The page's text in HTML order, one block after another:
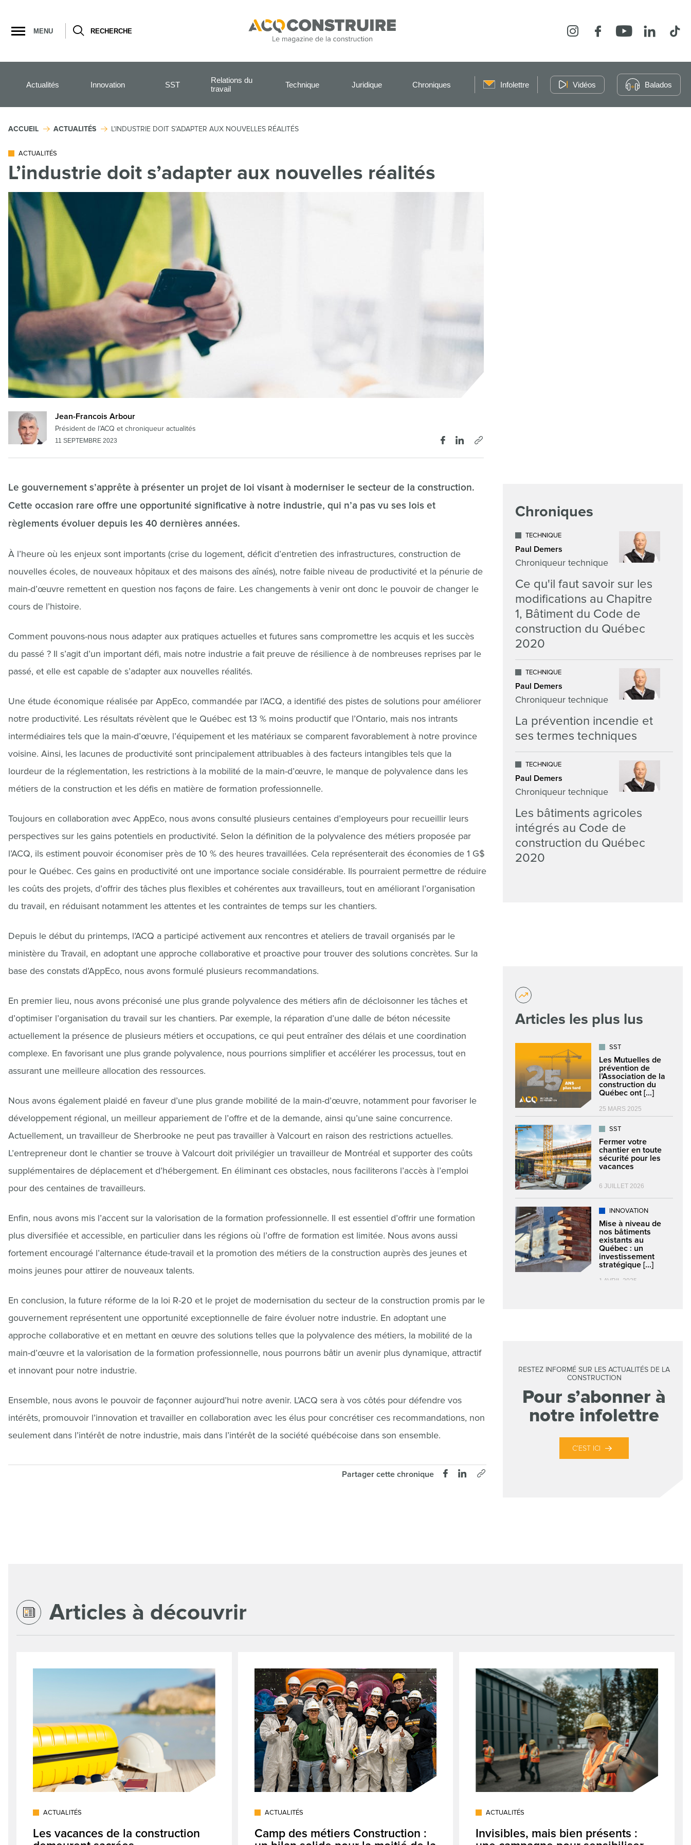
la
navigation
MENU RECHERCHE InstagramFacebookYouTubeLinkedIn
Actualités Innovation SST
Relations du
travail
Technique Juridique Chroniques Infolettre Vidéos Balados
ACCUEIL ACTUALITÉS L'INDUSTRIE DOIT S'ADAPTER AUX NOUVELLES RÉALITÉS
ACTUALITÉS
L’industrie doit s’adapter aux nouvelles réalités
Jean-Francois Arbour
Président de l’ACQ et chroniqueur actualités
11 SEPTEMBRE 2023
Le gouvernement s’apprête à présenter un projet de loi visant à moderniser le secteur de la construction.
Cette occasion rare offre une opportunité significative à notre industrie, qui n’a pas vu ses lois et
règlements évoluer depuis les 40 dernières années.
À l’heure où les enjeux sont importants (crise du logement, déficit d’entretien des infrastructures, construction de
nouvelles écoles, de nouveaux hôpitaux et des maisons des aînés), notre faible niveau de productivité et la pénurie de
main-d’œuvre remettent en question nos façons de faire. Les changements à venir ont donc le pouvoir de changer le
cours de l’histoire.
Comment pouvons-nous nous adapter aux pratiques actuelles et futures sans compromettre les acquis et les succès
du passé ? Il s’agit d’un important défi, mais notre industrie a fait preuve de résilience à de nombreuses reprises par le
passé, et elle est capable de s’adapter aux nouvelles réalités.
Une étude économique réalisée par AppEco, commandée par l’ACQ, a identifié des pistes de solutions pour améliorer
notre productivité. Les résultats révèlent que le Québec est 13 % moins productif que l’Ontario, mais nos intrants
intermédiaires tels que la main-d’œuvre, l’équipement et les matériaux se comparent favorablement à notre province
voisine. Ainsi, les lacunes de productivité sont principalement attribuables à des facteurs intangibles tels que la
lourdeur de la réglementation, les restrictions à la mobilité de la main-d’œuvre, le manque de polyvalence dans les
métiers de la construction et les défis en matière de formation professionnelle.
Toujours en collaboration avec AppEco, nous avons consulté plusieurs centaines d’employeurs pour recueillir leurs
perspectives sur les gains potentiels en productivité. Selon la définition de la polyvalence des métiers proposée par
l’ACQ, ils estiment pouvoir économiser près de 10 % des heures travaillées. Cela représenterait des économies de 1 G$
pour le Québec. Ces gains en productivité ont une importance sociale considérable. Ils pourraient permettre de réduire
les coûts des projets, d’offrir des tâches plus flexibles et cohérentes aux travailleurs, tout en améliorant l’organisation
du travail, en réduisant notamment les attentes et les contraintes de temps sur les chantiers.
Depuis le début du printemps, l’ACQ a participé activement aux rencontres et ateliers de travail organisés par le
ministère du Travail, en adoptant une approche collaborative et proactive pour trouver des solutions concrètes. Sur la
base des constats d’AppEco, nous avons formulé plusieurs recommandations.
En premier lieu, nous avons préconisé une plus grande polyvalence des métiers afin de décloisonner les tâches et
d’optimiser l’organisation du travail sur les chantiers. Par exemple, la réparation d’une dalle de béton nécessite
actuellement la présence de plusieurs métiers et occupations, ce qui peut entraîner des délais et une coordination
complexe. En favorisant une plus grande polyvalence, nous pourrions simplifier et accélérer les processus, tout en
assurant une meilleure allocation des ressources.
Nous avons également plaidé en faveur d’une plus grande mobilité de la main-d’œuvre, notamment pour favoriser le
développement régional, un meilleur appariement de l’offre et de la demande, ainsi qu’une saine concurrence.
Actuellement, un travailleur de Sherbrooke ne peut pas travailler à Valcourt en raison des restrictions actuelles.
L’entrepreneur dont le chantier se trouve à Valcourt doit privilégier un travailleur de Montréal et supporter des coûts
supplémentaires de déplacement et d’hébergement. En éliminant ces obstacles, nous faciliterons l’accès à l’emploi
pour des centaines de travailleurs.
Enfin, nous avons mis l’accent sur la valorisation de la formation professionnelle. Il est essentiel d’offrir une formation
plus diversifiée et accessible, en particulier dans les régions où l’offre de formation est limitée. Nous avons aussi
fortement encouragé l’alternance étude-travail et la promotion des métiers de la construction auprès des jeunes et
moins jeunes pour attirer de nouveaux talents.
En conclusion, la future réforme de la loi R-20 et le projet de modernisation du secteur de la construction promis par le
gouvernement représentent une opportunité exceptionnelle de faire évoluer notre industrie. En adoptant une
approche collaborative et en mettant en œuvre des solutions telles que la polyvalence des métiers, la mobilité de la
main-d’œuvre et la valorisation de la formation professionnelle, nous pourrons bâtir un avenir plus dynamique, attractif
et innovant pour notre industrie.
Ensemble, nous avons le pouvoir de façonner aujourd’hui notre avenir. L’ACQ sera à vos côtés pour défendre vos
intérêts, promouvoir l’innovation et travailler en collaboration avec les élus pour concrétiser ces recommandations, non
seulement dans l’intérêt de notre industrie, mais dans l’intérêt de la société québécoise dans son ensemble.
Partager cette chronique
Chroniques
TECHNIQUE
Paul Demers
Chroniqueur technique
Ce qu'il faut savoir sur les
modifications au Chapitre
1, Bâtiment du Code de
construction du Québec
2020
TECHNIQUE
Paul Demers
Chroniqueur technique
La prévention incendie et
ses termes techniques
TECHNIQUE
Paul Demers
Chroniqueur technique
Les bâtiments agricoles
intégrés au Code de
construction du Québec
2020
Articles les plus lus
SST
Les Mutuelles de
prévention de
l’Association de la
construction du
Québec ont [...]
25 MARS 2025
SST
Fermer votre
chantier en toute
sécurité pour les
vacances
6 JUILLET 2026
INNOVATION
Mise à niveau de
nos bâtiments
existants au
Québec : un
investissement
stratégique [...]
1 AVRIL 2025
RESTEZ INFORMÉ SUR LES ACTUALITÉS DE LA
CONSTRUCTION
Pour s’abonner à
notre infolettre
C’EST ICI
Articles à découvrir
ACTUALITÉS
Les vacances de la construction
ACTUALITÉS
Camp des métiers Construction :
ACTUALITÉS
Invisibles, mais bien présents :